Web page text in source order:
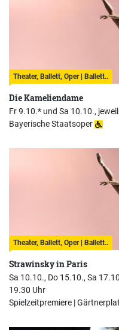
Theater, Ballett, Oper | Ballett..
Die Kameliendame
Fr 9.10.* und Sa 10.10.,
Bayerische Staatsoper
Theater, Ballett, Oper | Ballett..
Strawinsky in Paris
Sa 10.10., Do 15.10., Sa
19.30 Uhr
Spielzeitpremiere |